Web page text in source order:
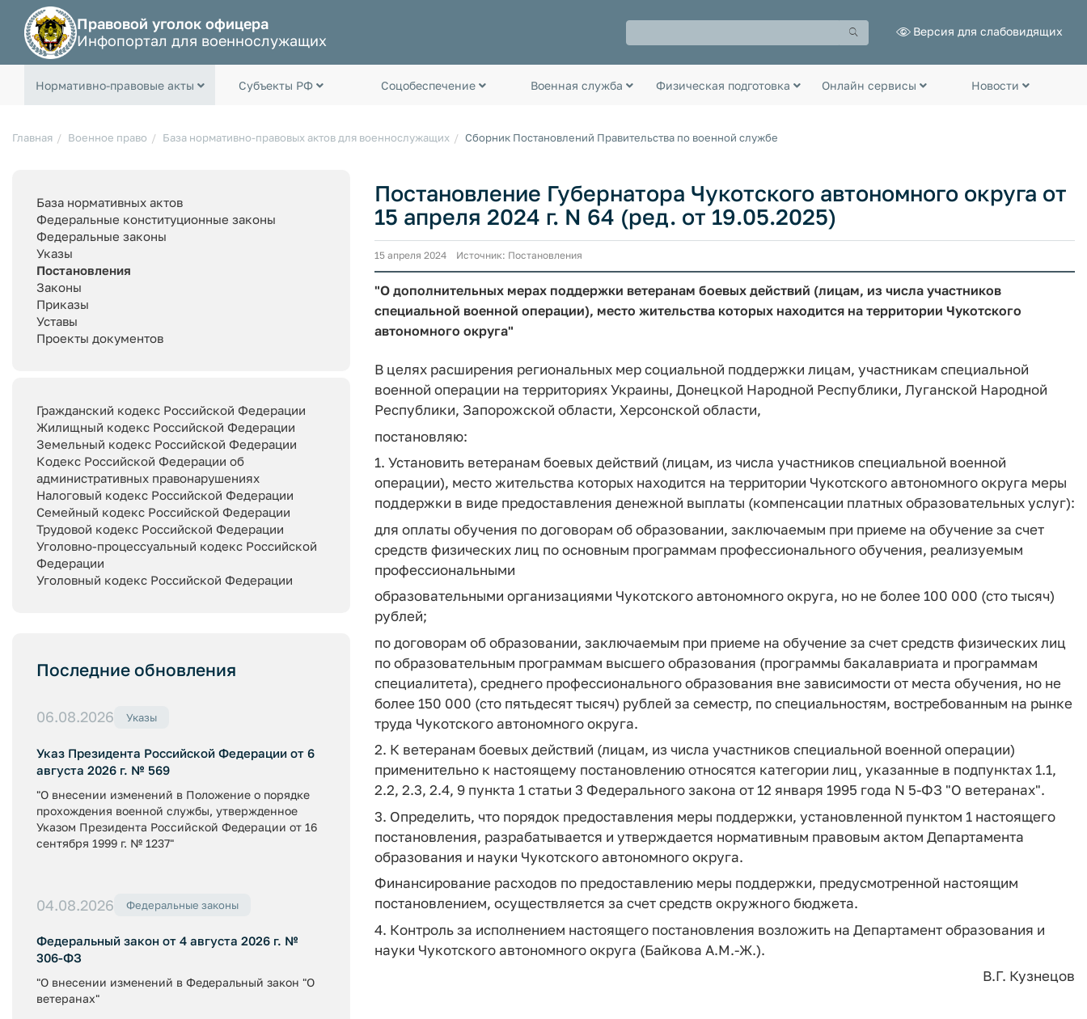
Правовой уголок офицера
Инфопортал для военнослужащих
Версия для слабовидящих
Нормативно-правовые акты Субъекты РФ Соцобеспечение Военная служба Физическая подготовка Онлайн сервисы Новости
Главная Военное право База нормативно-правовых актов для военнослужащих Сборник Постановлений Правительства по военной службе
База нормативных актов
Федеральные конституционные законы
Федеральные законы
Указы
Постановления
Законы
Приказы
Уставы
Проекты документов
Гражданский кодекс Российской Федерации
Жилищный кодекс Российской Федерации
Земельный кодекс Российской Федерации
Кодекс Российской Федерации об
административных правонарушениях
Налоговый кодекс Российской Федерации
Семейный кодекс Российской Федерации
Трудовой кодекс Российской Федерации
Уголовно-процессуальный кодекс Российской
Федерации
Уголовный кодекс Российской Федерации
Последние обновления
06.08.2026 Указы
Указ Президента Российской Федерации от 6
августа 2026 г. № 569
"О внесении изменений в Положение о порядке
прохождения военной службы, утвержденное
Указом Президента Российской Федерации от 16
сентября 1999 г. № 1237"
04.08.2026 Федеральные законы
Федеральный закон от 4 августа 2026 г. №
306-ФЗ
"О внесении изменений в Федеральный закон "О
ветеранах"
Постановление Губернатора Чукотского автономного округа от
15 апреля 2024 г. N 64 (ред. от 19.05.2025)
15 апреля 2024 Источник: Постановления
"О дополнительных мерах поддержки ветеранам боевых действий (лицам, из числа участников
специальной военной операции), место жительства которых находится на территории Чукотского
автономного округа"
В целях расширения региональных мер социальной поддержки лицам, участникам специальной
военной операции на территориях Украины, Донецкой Народной Республики, Луганской Народной
Республики, Запорожской области, Херсонской области,
постановляю:
1. Установить ветеранам боевых действий (лицам, из числа участников специальной военной
операции), место жительства которых находится на территории Чукотского автономного округа меры
поддержки в виде предоставления денежной выплаты (компенсации платных образовательных услуг):
для оплаты обучения по договорам об образовании, заключаемым при приеме на обучение за счет
средств физических лиц по основным программам профессионального обучения, реализуемым
профессиональными
образовательными организациями Чукотского автономного округа, но не более 100 000 (сто тысяч)
рублей;
по договорам об образовании, заключаемым при приеме на обучение за счет средств физических лиц
по образовательным программам высшего образования (программы бакалавриата и программам
специалитета), среднего профессионального образования вне зависимости от места обучения, но не
более 150 000 (сто пятьдесят тысяч) рублей за семестр, по специальностям, востребованным на рынке
труда Чукотского автономного округа.
2. К ветеранам боевых действий (лицам, из числа участников специальной военной операции)
применительно к настоящему постановлению относятся категории лиц, указанные в подпунктах 1.1,
2.2, 2.3, 2.4, 9 пункта 1 статьи 3 Федерального закона от 12 января 1995 года N 5-ФЗ "О ветеранах".
3. Определить, что порядок предоставления меры поддержки, установленной пунктом 1 настоящего
постановления, разрабатывается и утверждается нормативным правовым актом Департамента
образования и науки Чукотского автономного округа.
Финансирование расходов по предоставлению меры поддержки, предусмотренной настоящим
постановлением, осуществляется за счет средств окружного бюджета.
4. Контроль за исполнением настоящего постановления возложить на Департамент образования и
науки Чукотского автономного округа (Байкова А.М.-Ж.).
В.Г. Кузнецов